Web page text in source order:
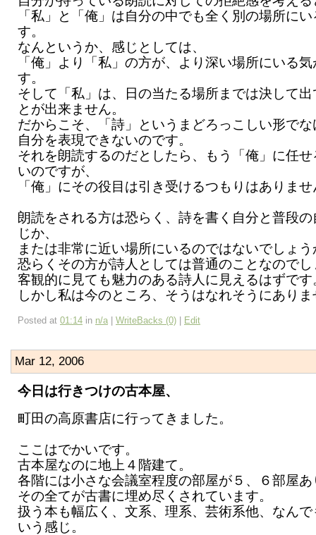
「私」と「俺」は自分の中でも全く別の場所に
す。
なんというか、感じとしては、
「俺」より「私」の方が、より深い場所にいる
す。
そして「私」は、日の当たる場所までは決して
とが出来ません。
だからこそ、「詩」というまどろっこしい形で
自分を表現できないのです。
それを朗読するのだとしたら、もう「俺」に任
いのですが、
「俺」にその役目は引き受けるつもりはありま
朗読をされる方は恐らく、詩を書く自分と普段
じか、
または非常に近い場所にいるのではないでしょう
恐らくその方が詩人としては普通のことなので
客観的に見ても魅力のある詩人に見えるはずです
しかし私は今のところ、そうはなれそうにあり
Posted at 01:14 in n/a WriteBacks (0) Edit
Mar 12, 2006
今日は行きつけの古本屋、
町田の高原書店に行ってきました。
ここはでかいです。
古本屋なのに地上４階建て。
各階には小さな会議室程度の部屋が５、６部屋あ
その全てが古書に埋め尽くされています。
扱う本も幅広く、文系、理系、芸術系他、なん
いう感じ。